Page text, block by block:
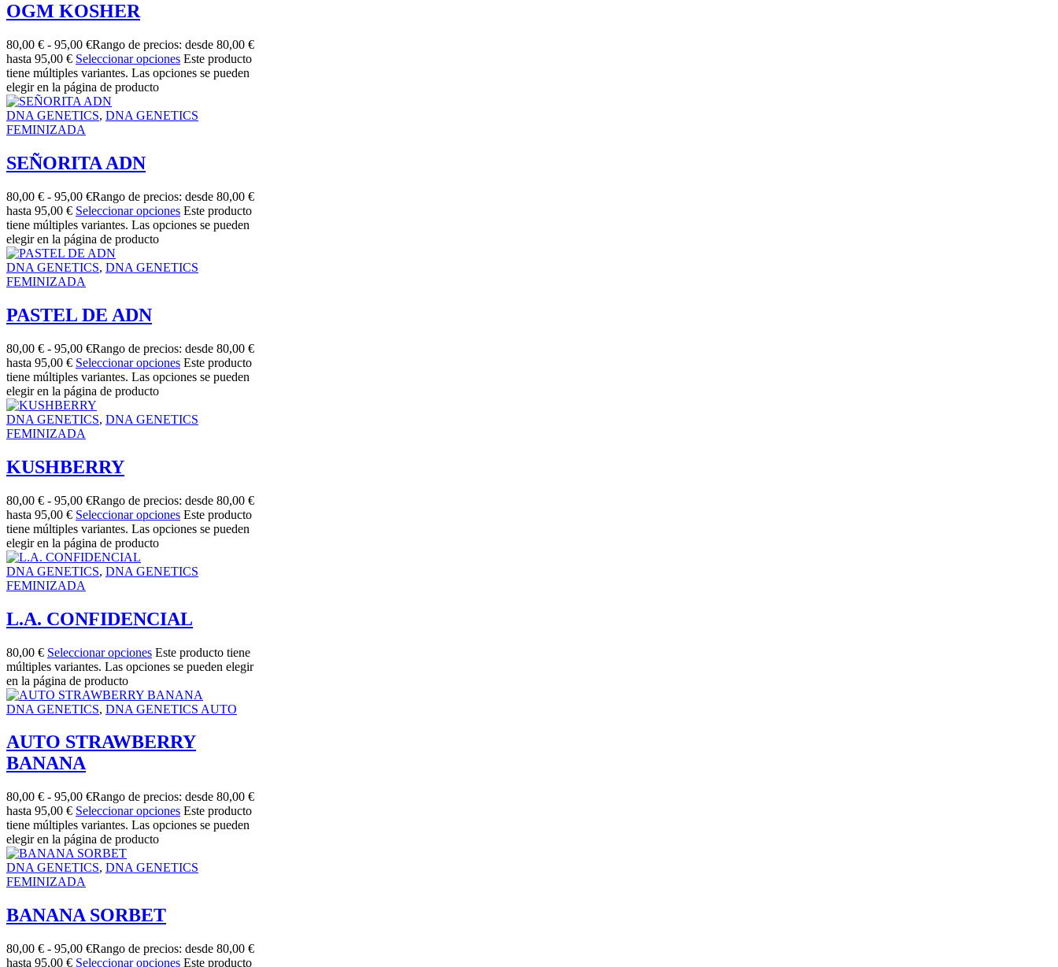
OGM KOSHER
80,00 € - 95,00 €Rango de precios: desde 80,00 €
hasta 95,00 € Seleccionar opciones Este producto
tiene múltiples variantes. Las opciones se pueden
elegir en la página de producto
DNA GENETICS, DNA GENETICS
FEMINIZADA
SEÑORITA ADN
80,00 € - 95,00 €Rango de precios: desde 80,00 €
hasta 95,00 € Seleccionar opciones Este producto
tiene múltiples variantes. Las opciones se pueden
elegir en la página de producto
DNA GENETICS, DNA GENETICS
FEMINIZADA
PASTEL DE ADN
80,00 € - 95,00 €Rango de precios: desde 80,00 €
hasta 95,00 € Seleccionar opciones Este producto
tiene múltiples variantes. Las opciones se pueden
elegir en la página de producto
DNA GENETICS, DNA GENETICS
FEMINIZADA
KUSHBERRY
80,00 € - 95,00 €Rango de precios: desde 80,00 €
hasta 95,00 € Seleccionar opciones Este producto
tiene múltiples variantes. Las opciones se pueden
elegir en la página de producto
DNA GENETICS, DNA GENETICS
FEMINIZADA
L.A. CONFIDENCIAL
80,00 € Seleccionar opciones Este producto tiene
múltiples variantes. Las opciones se pueden elegir
en la página de producto
DNA GENETICS, DNA GENETICS AUTO
AUTO STRAWBERRY
BANANA
80,00 € - 95,00 €Rango de precios: desde 80,00 €
hasta 95,00 € Seleccionar opciones Este producto
tiene múltiples variantes. Las opciones se pueden
elegir en la página de producto
DNA GENETICS, DNA GENETICS
FEMINIZADA
BANANA SORBET
80,00 € - 95,00 €Rango de precios: desde 80,00 €
hasta 95,00 € Seleccionar opciones Este producto